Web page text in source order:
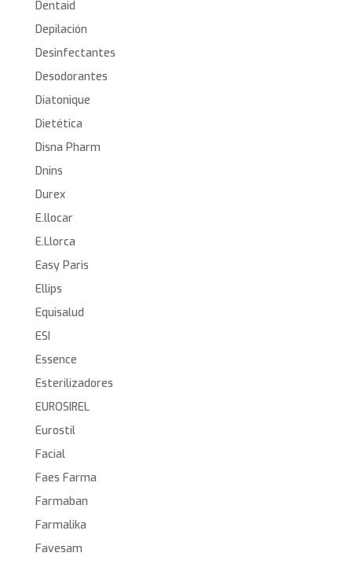
Dentaid
Depilación
Desinfectantes
Desodorantes
Diatonique
Dietética
Disna Pharm
Dnins
Durex
E.llocar
E.Llorca
Easy Paris
Ellips
Equisalud
ESI
Essence
Esterilizadores
EUROSIREL
Eurostil
Facial
Faes Farma
Farmaban
Farmalika
Favesam